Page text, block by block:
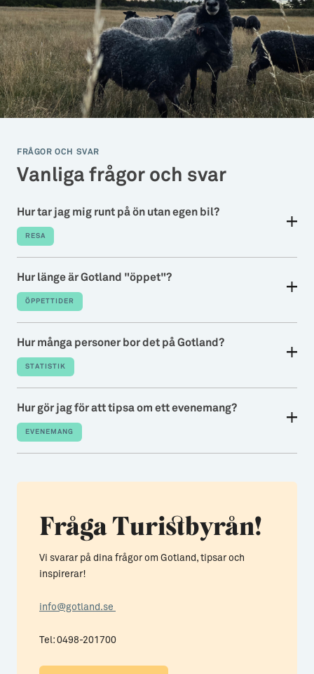
FRÅGOR OCH SVAR
Vanliga frågor och svar
Hur tar jag mig runt på ön utan egen bil?
RESA
Hur länge är Gotland "öppet"?
ÖPPETTIDER
Hur många personer bor det på Gotland?
STATISTIK
Hur gör jag för att tipsa om ett evenemang?
EVENEMANG
Fråga Turistbyrån!
Vi svarar på dina frågor om Gotland, tipsar och
inspirerar!
info@gotland.se
Tel: 0498-201700